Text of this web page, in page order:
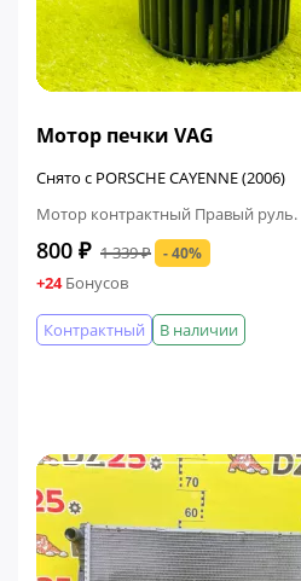
Мотор печки VAG
Снято с PORSCHE CAYENNE (2006)
Мотор контрактный Правый руль.
800 ₽ 1 339 ₽ - 40%
+24Бонусов
В наличии
Контрактный